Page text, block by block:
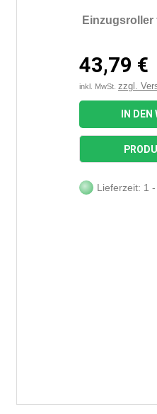
Einzugsroller
43,79 €
inkl. MwSt. zzgl.
IN
Lieferzeit: 1